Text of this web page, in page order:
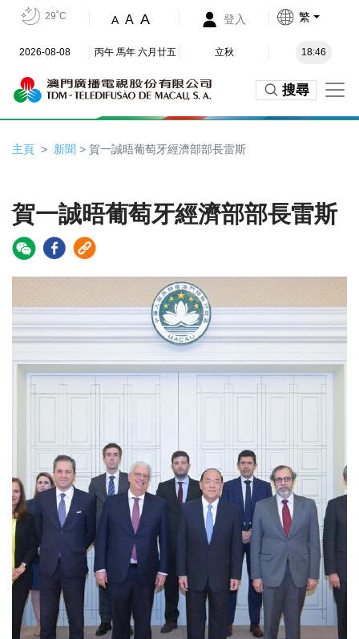
29˚C A A A 登入 繁
2026-08-08 丙午 馬年 六月廿五 立秋 18:46
搜尋
主頁 新聞 > 賀一誠晤葡萄牙經濟部部長雷斯
賀一誠晤葡萄牙經濟部部長雷斯